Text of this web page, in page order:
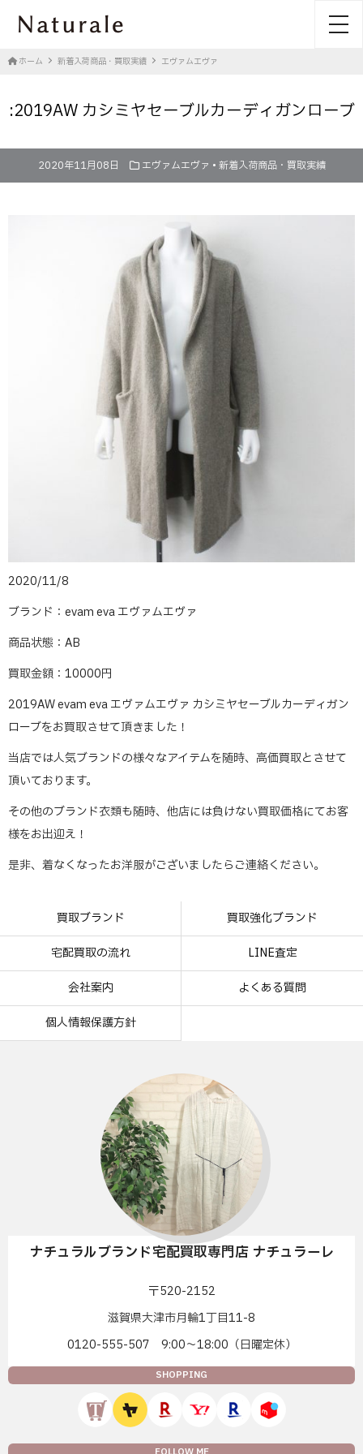
ホーム 新着入荷商品・買取実績 エヴァムエヴァ
:2019AW カシミヤセーブルカーディガンローブ
2020年11月08日 エヴァムエヴァ • 新着入荷商品・買取実績
2020/11/8
ブランド：evam eva エヴァムエヴァ
商品状態：AB
買取金額：10000円
2019AW evam eva エヴァムエヴァ カシミヤセーブルカーディガン
ローブをお買取させて頂きました！
当店では人気ブランドの様々なアイテムを随時、高価買取とさせて
頂いております。
その他のブランド衣類も随時、他店には負けない買取価格にてお客
様をお出迎え！
是非、着なくなったお洋服がございましたらご連絡ください。
買取ブランド 買取強化ブランド
宅配買取の流れ LINE査定
会社案内 よくある質問
個人情報保護方針
ナチュラルブランド宅配買取専門店 ナチュラーレ
〒520-2152
滋賀県大津市月輪1丁目11-8
0120-555-507 9:00〜18:00（日曜定休）
SHOPPING